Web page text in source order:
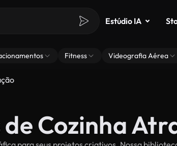
Estúdio IA
Fitness Videografia Aérea
Cozinha